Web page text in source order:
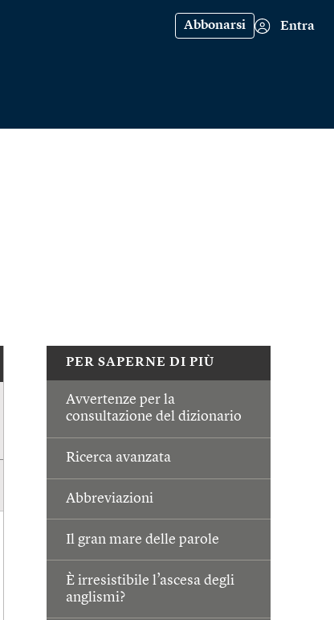
Abbonarsi Entra
PER SAPERNE DI PIÙ
Avvertenze per la
consultazione del dizionario
Ricerca avanzata
Abbreviazioni
Il gran mare delle parole
È irresistibile l’ascesa degli
anglismi?